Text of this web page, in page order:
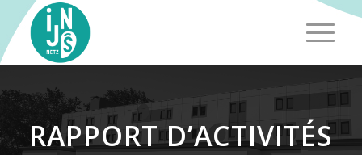
RAPPORT D’ACTIVITÉS